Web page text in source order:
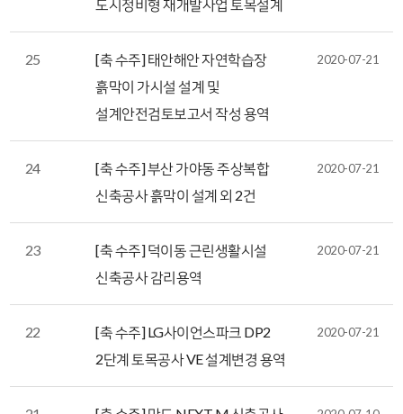
도시정비형 재개발사업 토목설계
25
[축 수주] 태안해안 자연학습장
흙막이 가시설 설계 및
설계안전검토보고서 작성 용역
2020-07-21
24
[축 수주] 부산 가야동 주상복합
신축공사 흙막이 설계 외 2건
2020-07-21
23
[축 수주] 덕이동 근린생활시설
신축공사 감리용역
2020-07-21
22
[축 수주] LG사이언스파크 DP2
2단계 토목공사 VE 설계변경 용역
2020-07-21